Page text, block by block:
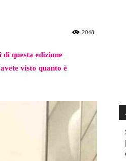
2048
questa edizione
visto quanto è